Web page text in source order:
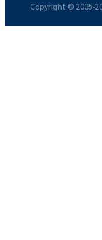
Copyright © 2005-